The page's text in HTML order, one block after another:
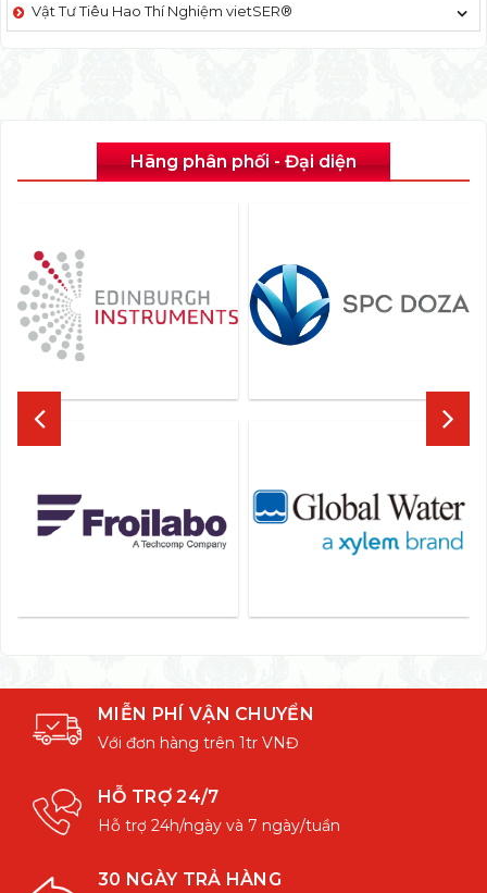
Vật Tư Tiêu Hao Thí Nghiệm vietSER®
Hãng phân phối - Đại diện
MIỄN PHÍ VẬN CHUYỂN
Với đơn hàng trên 1tr VNĐ
HỖ TRỢ 24/7
Hỗ trợ 24h/ngày và 7 ngày/tuần
30 NGÀY TRẢ HÀNG